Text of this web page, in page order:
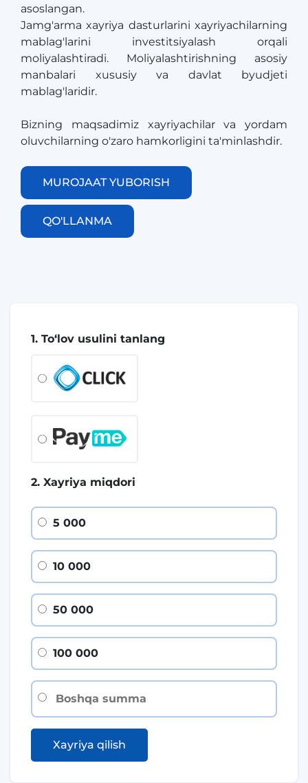
asoslangan.
​​​​​​​Jamg'arma xayriya dasturlarini xayriyachilarning
mablag'larini investitsiyalash orqali
moliyalashtiradi. Moliyalashtirishning asosiy
manbalari xususiy va davlat byudjeti
mablag'laridir.
Bizning maqsadimiz xayriyachilar va yordam
oluvchilarning o'zaro hamkorligini ta'minlashdir.
MUROJAAT YUBORISH
QO'LLANMA
1. To‘lov usulini tanlang
2. Xayriya miqdori
5 000
10 000
50 000
100 000
Xayriya qilish